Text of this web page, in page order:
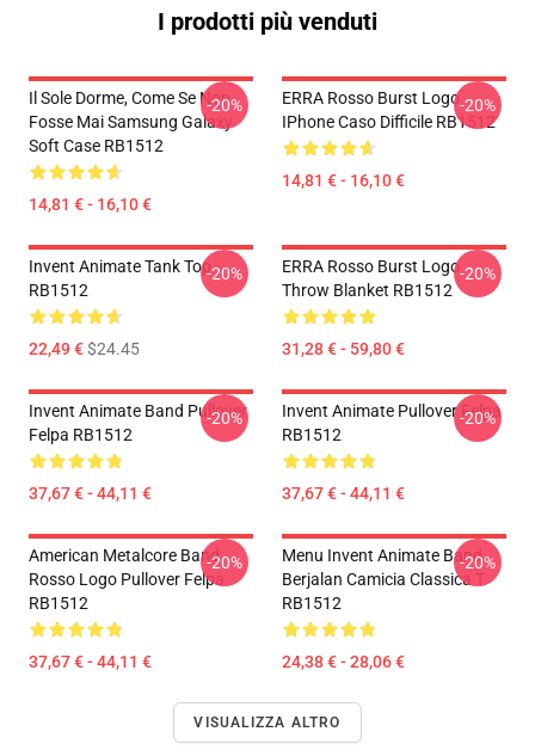
I prodotti più venduti
Il Sole Dorme, Come Se Non
Fosse Mai Samsung Galaxy
Soft Case RB1512
14,81 € - 16,10 €
-20%
ERRA Rosso Burst Logo
IPhone Caso Difficile RB1512
14,81 € - 16,10 €
-20%
Invent Animate Tank Top
RB1512
22,49 €$24.45
-20%
ERRA Rosso Burst Logo
Throw Blanket RB1512
31,28 € - 59,80 €
-20%
Invent Animate Band Pullover
Felpa RB1512
37,67 € - 44,11 €
-20%
Invent Animate Pullover Felpa
RB1512
37,67 € - 44,11 €
-20%
American Metalcore Band
Rosso Logo Pullover Felpa
RB1512
37,67 € - 44,11 €
-20%
Menu Invent Animate Band
Berjalan Camicia Classica T
RB1512
24,38 € - 28,06 €
-20%
VISUALIZZA ALTRO